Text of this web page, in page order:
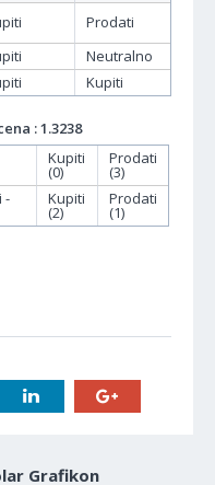
Prodati
Neutralno
Kupiti
: 1.3238
Kupiti
(0)
Prodati
(3)
-
Kupiti
(2)
Prodati
(1)
Grafikon